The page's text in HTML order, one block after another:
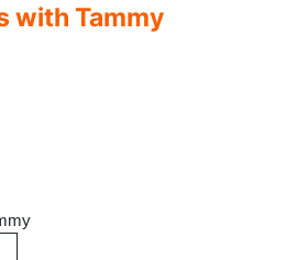
with Tammy